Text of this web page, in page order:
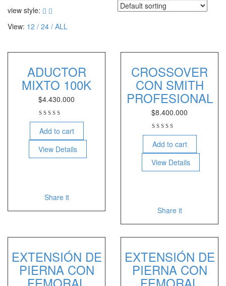
view style:
View: 12 24 ALL
ADUCTOR
MIXTO 100K
$4.430.000
Add to cart
View Details
Share it
CROSSOVER
CON SMITH
PROFESIONAL
$8.400.000
Add to cart
View Details
Share it
EXTENSIÓN DE
PIERNA CON
EXTENSIÓN DE
PIERNA CON